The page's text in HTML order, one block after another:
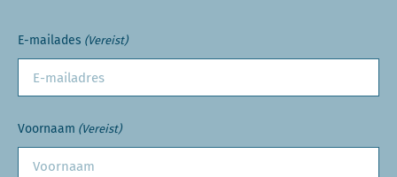
E-mailades (Vereist)
Voornaam (Vereist)